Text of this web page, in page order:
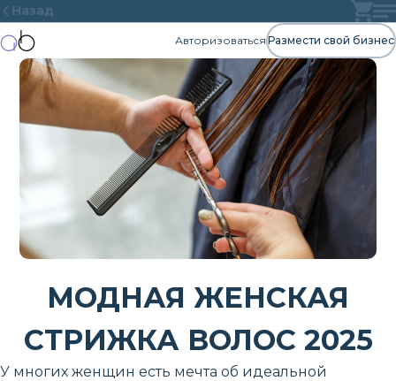
Назад
Авторизоваться Размести свой бизнес
МОДНАЯ ЖЕНСКАЯ
СТРИЖКА ВОЛОС 2025
У многих женщин есть мечта об идеальной